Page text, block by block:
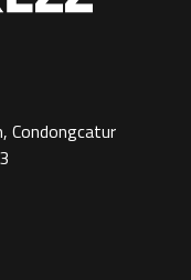
Condongcatur